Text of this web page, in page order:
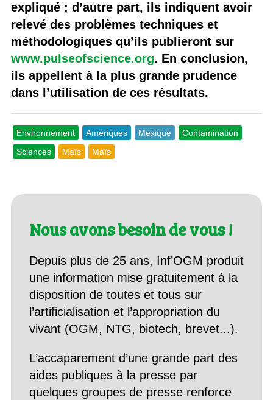
expliqué ; d’autre part, ils indiquent avoir
relevé des problèmes techniques et
méthodologiques qu’ils publieront sur
www.pulseofscience.org. En conclusion,
ils appellent à la plus grande prudence
dans l’utilisation de ces résultats.
Environnement Amériques Mexique
Contamination
Sciences
Maïs Maïs
Nous avons besoin de vous !
Depuis plus de 25 ans, Inf’OGM produit
une information mise gratuitement à la
disposition de toutes et tous sur
l’artificialisation et l’appropriation du
vivant (OGM, NTG, biotech, brevet...).
L’accaparement d’une grande part des
aides publiques à la presse par
quelques groupes de presse renforce